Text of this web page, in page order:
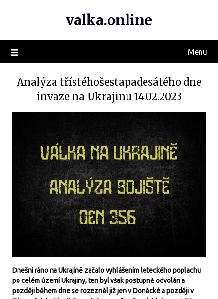
valka.online
Menu
Analýza třístéhošestapadesátého dne
invaze na Ukrajinu 14.02.2023
Dnešní ráno na Ukrajině začalo vyhlášením leteckého poplachu
po celém území Ukrajiny, ten byl však postupně odvolán a
později během dne se rozezněl již jen v Doněcké a později v